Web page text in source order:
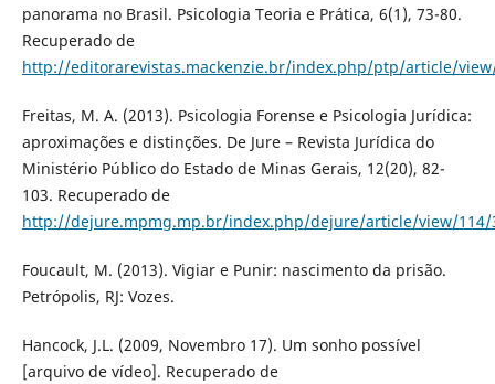
panorama no Brasil. Psicologia Teoria e Prática, 6(1), 73-80.
Recuperado de
http://editorarevistas.mackenzie.br/index.php/ptp/article/
Freitas, M. A. (2013). Psicologia Forense e Psicologia Jurídica:
aproximações e distinções. De Jure – Revista Jurídica do
Ministério Público do Estado de Minas Gerais, 12(20), 82-
103. Recuperado de
http://dejure.mpmg.mp.br/index.php/dejure/article/view/114/
Foucault, M. (2013). Vigiar e Punir: nascimento da prisão.
Petrópolis, RJ: Vozes.
Hancock, J.L. (2009, Novembro 17). Um sonho possível
[arquivo de vídeo]. Recuperado de